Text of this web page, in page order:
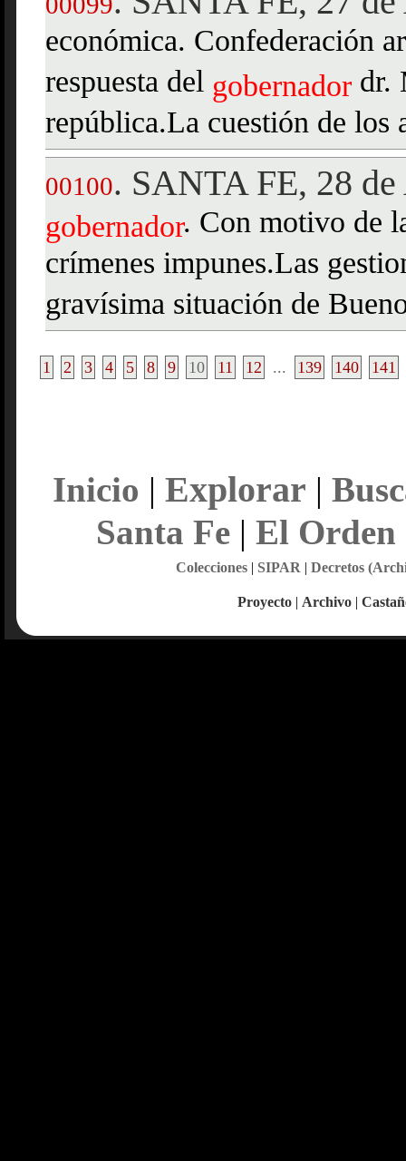
económica. Confederación
respuesta del gobernador dr.
república.La cuestión de los
00100. SANTA FE, 28
gobernador. Con motivo de
crímenes impunes.Las
gravísima situación de
1 2 3 4 5 8 9 10 11 12 ... 139 140 141
Inicio | Explorar |
Santa Fe| El Orden
Colecciones| SIPAR | Decretos
Proyecto | Archivo |